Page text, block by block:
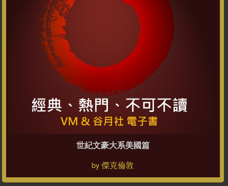
世紀文豪大系美國篇
by傑克倫敦